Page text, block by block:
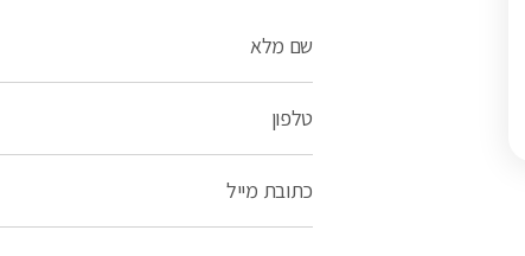
שם מלא
טלפון
כתובת מייל